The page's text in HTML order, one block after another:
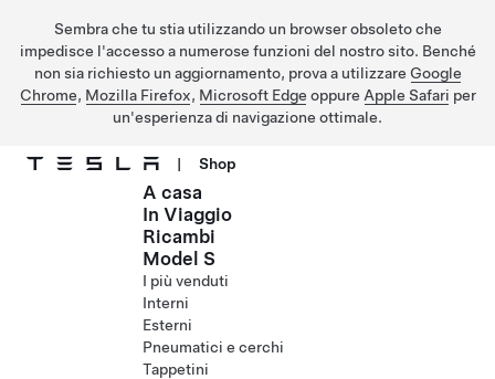
Sembra che tu stia utilizzando un browser obsoleto che
impedisce l'accesso a numerose funzioni del nostro sito. Benché
non sia richiesto un aggiornamento, prova a utilizzare Google
Chrome, Mozilla Firefox, Microsoft Edge oppure Apple Safari per
un'esperienza di navigazione ottimale.
Passa al contenuto principale
| Shop
A casa
In Viaggio
Ricambi
Model S
I più venduti
Interni
Esterni
Pneumatici e cerchi
Tappetini